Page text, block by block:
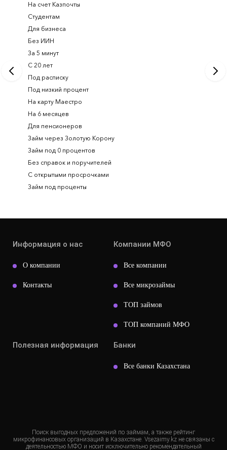
На счет Казпочты
Студентам
Для бизнеса
Без ИИН
За 5 минут
С 20 лет
Под расписку
Под низкий процент
На карту Маестро
На 6 месяцев
Для пенсионеров
Займ через Золотую Корону
Займ под 0 процентов
Без справок и поручителей
С открытыми просрочками
Займ под проценты
Займ на
Займ
Информация о нас
О компании
Контакты
Компании МФО
Все компании
Все микрозаймы
ТОП займов
ТОП компаний МФО
Полезная информация Банки
Все банки Казахстана
Поиск выгодных предложений по займам, а также рейтинг
микрофинансовых организаций в Казахстане. Vsezaimy.kz не связаны с
деятельностью МФО и носит исключительно рекомендательный